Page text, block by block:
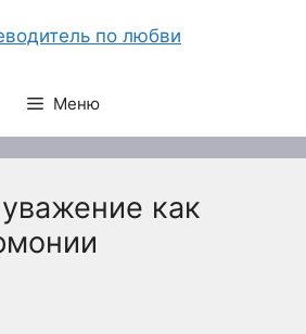
Меню
как